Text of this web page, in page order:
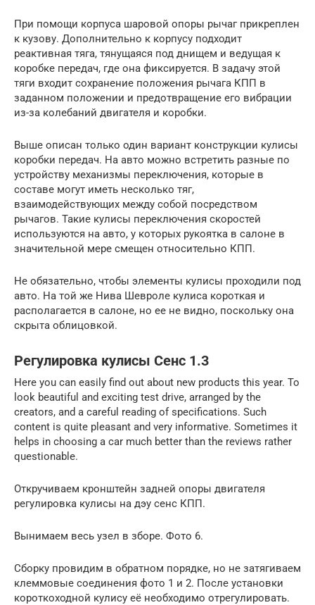
При помощи корпуса шаровой опоры рычаг прикреплен
к кузову. Дополнительно к корпусу подходит
реактивная тяга, тянущаяся под днищем и ведущая к
коробке передач, где она фиксируется. В задачу этой
тяги входит сохранение положения рычага КПП в
заданном положении и предотвращение его вибрации
из-за колебаний двигателя и коробки.
Выше описан только один вариант конструкции кулисы
коробки передач. На авто можно встретить разные по
устройству механизмы переключения, которые в
составе могут иметь несколько тяг,
взаимодействующих между собой посредством
рычагов. Такие кулисы переключения скоростей
используются на авто, у которых рукоятка в салоне в
значительной мере смещен относительно КПП.
Не обязательно, чтобы элементы кулисы проходили под
авто. На той же Нива Шевроле кулиса короткая и
располагается в салоне, но ее не видно, поскольку она
скрыта облицовкой.
Регулировка кулисы Сенс 1.3
Here you can easily find out about new products this year. To
look beautiful and exciting test drive, arranged by the
creators, and a careful reading of specifications. Such
content is quite pleasant and very informative. Sometimes it
helps in choosing a car much better than the reviews rather
questionable.
Откручиваем кронштейн задней опоры двигателя
регулировка кулисы на дэу сенс КПП.
Вынимаем весь узел в зборе. Фото 6.
Сборку провидим в обратном порядке, но не затягиваем
клеммовые соединения фото 1 и 2. После установки
короткоходной кулису её необходимо отрегулировать.